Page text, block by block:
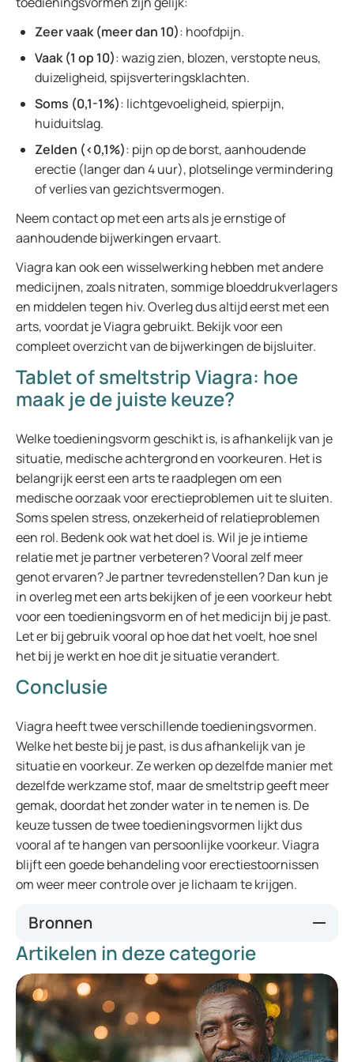
Zeer vaak (meer dan 10): hoofdpijn.
Vaak (1 op 10): wazig zien, blozen, verstopte neus,
duizeligheid, spijsverteringsklachten.
Soms (0,1-1%): lichtgevoeligheid, spierpijn,
huiduitslag.
Zelden (<0,1%): pijn op de borst, aanhoudende
erectie (langer dan 4 uur), plotselinge vermindering
of verlies van gezichtsvermogen.
Neem contact op met een arts als je ernstige of
aanhoudende bijwerkingen ervaart.
Viagra kan ook een wisselwerking hebben met andere
medicijnen, zoals nitraten, sommige bloeddrukverlagers
en middelen tegen hiv. Overleg dus altijd eerst met een
arts, voordat je Viagra gebruikt. Bekijk voor een
compleet overzicht van de bijwerkingen de bijsluiter.
Tablet of smeltstrip Viagra: hoe
maak je de juiste keuze?
Welke toedieningsvorm geschikt is, is afhankelijk van je
situatie, medische achtergrond en voorkeuren. Het is
belangrijk eerst een arts te raadplegen om een
medische oorzaak voor erectieproblemen uit te sluiten.
Soms spelen stress, onzekerheid of relatieproblemen
een rol. Bedenk ook wat het doel is. Wil je je intieme
relatie met je partner verbeteren? Vooral zelf meer
genot ervaren? Je partner tevredenstellen? Dan kun je
in overleg met een arts bekijken of je een voorkeur hebt
voor een toedieningsvorm en of het medicijn bij je past.
Let er bij gebruik vooral op hoe dat het voelt, hoe snel
het bij je werkt en hoe dit je situatie verandert.
Conclusie
Viagra heeft twee verschillende toedieningsvormen.
Welke het beste bij je past, is dus afhankelijk van je
situatie en voorkeur. Ze werken op dezelfde manier met
dezelfde werkzame stof, maar de smeltstrip geeft meer
gemak, doordat het zonder water in te nemen is. De
keuze tussen de twee toedieningsvormen lijkt dus
vooral af te hangen van persoonlijke voorkeur. Viagra
blijft een goede behandeling voor erectiestoornissen
om weer meer controle over je lichaam te krijgen.
Bronnen
Sublingual Administration of Sildenafil Oro-dispersible Film:
New Profiles of Drug Tolerability and Pharmacokinetics for
PDE5 Inhibitors - PubMed
Effectiveness and Safety of Oro-Dispersible Sildenafil in a
New Film Formulation for the Treatment of Erectile
Dysfunction: Comparison Between Sildenafil 100-mg Film-
Artikelen in deze categorie